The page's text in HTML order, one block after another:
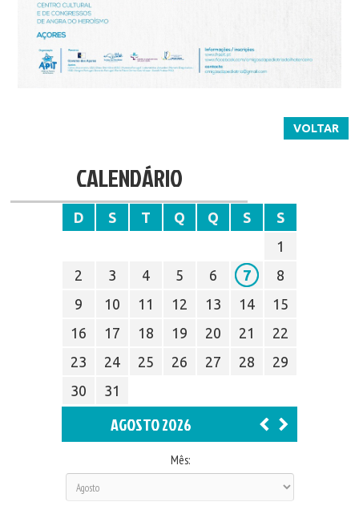
VOLTAR
CALENDÁRIO
D S T Q Q S
S
1
2
3 4 5 6 7
8
9
10 11 12 13 14
15
16
17 18 19 20 21
22
23
24 25 26 27 28
29
30
31
AGOSTO 2026
Mês: